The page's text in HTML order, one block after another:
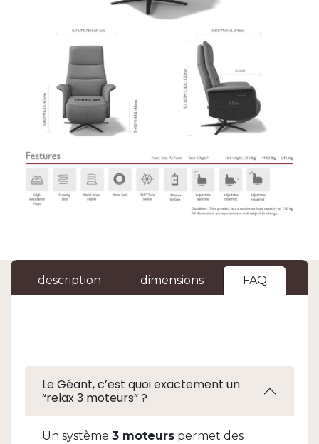
description dimensions FAQ
Le Géant, c’est quoi exactement un
“relax 3 moteurs” ?
Un système 3 moteurs permet des